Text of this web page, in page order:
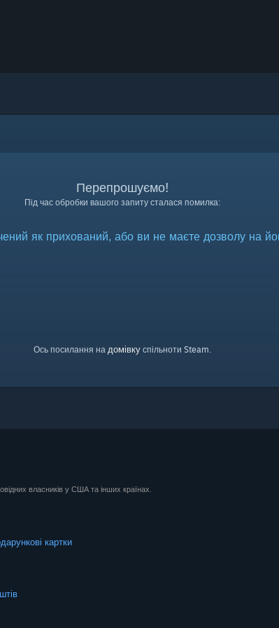
Перепрошуємо!
Під час обробки вашого запиту сталася помилка:
як прихований, або ви не маєте дозволу на
Ось посилання на домівку спільноти Steam.
власників у США та інших країнах.
картки